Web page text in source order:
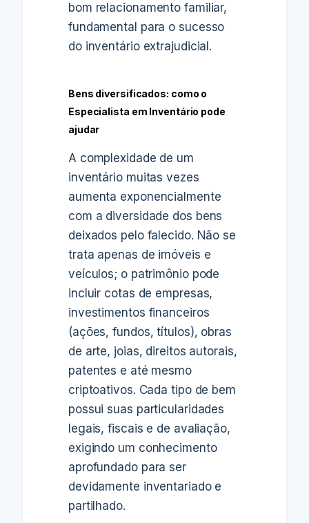
bom relacionamento familiar,
fundamental para o sucesso
do inventário extrajudicial.
Bens diversificados: como o
Especialista em Inventário pode
ajudar
A complexidade de um
inventário muitas vezes
aumenta exponencialmente
com a diversidade dos bens
deixados pelo falecido. Não se
trata apenas de imóveis e
veículos; o patrimônio pode
incluir cotas de empresas,
investimentos financeiros
(ações, fundos, títulos), obras
de arte, joias, direitos autorais,
patentes e até mesmo
criptoativos. Cada tipo de bem
possui suas particularidades
legais, fiscais e de avaliação,
exigindo um conhecimento
aprofundado para ser
devidamente inventariado e
partilhado.